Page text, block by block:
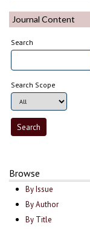
Journal Content
Search
Search Scope
Browse
By Issue
By Author
By Title